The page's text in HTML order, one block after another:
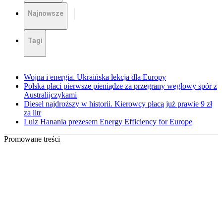
Najnowsze
Tagi
Wojna i energia. Ukraińska lekcja dla Europy
Polska płaci pierwsze pieniądze za przegrany węglowy spór z
Australijczykami
Diesel najdroższy w historii. Kierowcy płacą już prawie 9 zł
za litr
Luiz Hanania prezesem Energy Efficiency for Europe
Promowane treści